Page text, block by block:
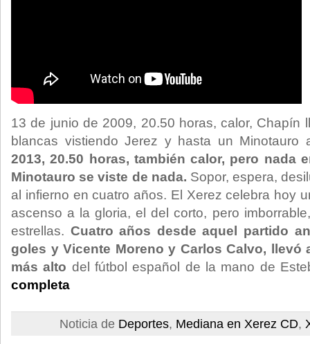
13 de junio de 2009, 20.50 horas, calor,
blancas vistiendo Jerez y hasta un Minotauro
2013, 20.50 horas, también calor, pero nada
Minotauro se viste de nada. Sopor, espera,
al infierno en cuatro años. El Xerez celebra hoy
ascenso a la gloria, el del corto, pero
estrellas. Cuatro años desde aquel partido
goles y Vicente Moreno y Carlos Calvo, llevó
más alto del fútbol español de la mano de
completa
Noticia de Deportes, Mediana en Xerez CD,